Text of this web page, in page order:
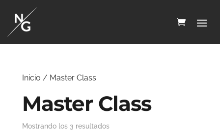
Inicio / Master Class
Master Class
Mostrando los 3 resultados